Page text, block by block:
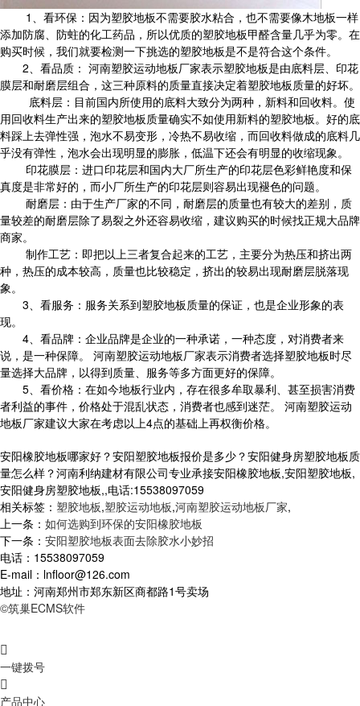
1、看环保：因为塑胶地板不需要胶水粘合，也不需要像木地板一样
添加防腐、防蛀的化工药品，所以优质的塑胶地板甲醛含量几乎为零。在
购买时候，我们就要检测一下挑选的塑胶地板是不是符合这个条件。
2、看品质： 河南塑胶运动地板厂家表示塑胶地板是由底料层、印花
膜层和耐磨层组合，这三种原料的质量直接决定着塑胶地板质量的好坏。
底料层：目前国内所使用的底料大致分为两种，新料和回收料。使
用回收料生产出来的塑胶地板质量确实不如使用新料的塑胶地板。好的底
料踩上去弹性强，泡水不易变形，冷热不易收缩，而回收料做成的底料几
乎没有弹性，泡水会出现明显的膨胀，低温下还会有明显的收缩现象。
印花膜层：进口印花层和国内大厂所生产的印花层色彩鲜艳度和保
真度是非常好的，而小厂所生产的印花层则容易出现褪色的问题。
耐磨层：由于生产厂家的不同，耐磨层的质量也有较大的差别，质
量较差的耐磨层除了易裂之外还容易收缩，建议购买的时候找正规大品牌
商家。
制作工艺：即把以上三者复合起来的工艺，主要分为热压和挤出两
种，热压的成本较高，质量也比较稳定，挤出的较易出现耐磨层脱落现
象。
3、看服务：服务关系到塑胶地板质量的保证，也是企业形象的表
现。
4、看品牌：企业品牌是企业的一种承诺，一种态度，对消费者来
说，是一种保障。 河南塑胶运动地板厂家表示消费者选择塑胶地板时尽
量选择大品牌，以得到质量、服务等多方面更好的保障。
5、看价格：在如今地板行业内，存在很多牟取暴利、甚至损害消费
者利益的事件，价格处于混乱状态，消费者也感到迷茫。 河南塑胶运动
地板厂家建议大家在考虑以上4点的基础上再权衡价格。
安阳橡胶地板哪家好？安阳塑胶地板报价是多少？安阳健身房塑胶地板质
量怎么样？河南利纳建材有限公司专业承接安阳橡胶地板,安阳塑胶地板,
安阳健身房塑胶地板,,电话:15538097059
相关标签： 塑胶地板,塑胶运动地板,河南塑胶运动地板厂家,
上一条： 如何选购到环保的安阳橡胶地板
下一条： 安阳塑胶地板表面去除胶水小妙招
电话：15538097059
E-mail：lnfloor@126.com
地址：河南郑州市郑东新区商都路1号卖场
©筑巢ECMS软件

一键拨号

产品中心